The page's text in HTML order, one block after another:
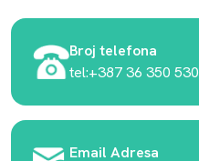
Broj telefona
tel:+387 36 350 530
Email Adresa